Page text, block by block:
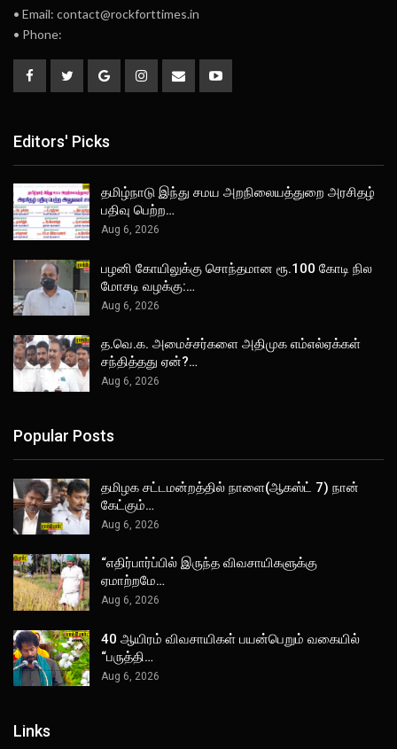
• Email: contact@rockforttimes.in
• Phone:
Editors' Picks
தமிழ்நாடு இந்து சமய அறநிலையத்துறை அரசிதழ்
பதிவு பெற்ற…
Aug 6, 2026
பழனி கோயிலுக்கு சொந்தமான ரூ.100 கோடி நில
மோசடி வழக்கு:…
Aug 6, 2026
த.வெ.க. அமைச்சர்களை அதிமுக எம்எல்ஏக்கள்
சந்தித்தது ஏன்?…
Aug 6, 2026
Popular Posts
தமிழக சட்டமன்றத்தில் நாளை(ஆகஸ்ட் 7) நான்
கேட்கும்…
Aug 6, 2026
“எதிர்பார்ப்பில் இருந்த விவசாயிகளுக்கு
ஏமாற்றமே…
Aug 6, 2026
40 ஆயிரம் விவசாயிகள் பயன்பெறும் வகையில்
“பருத்தி…
Aug 6, 2026
Links